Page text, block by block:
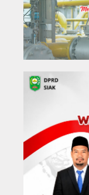
Pekanbaru
Pelalawan
Kampar
Rokan Hulu
Bengkalis
Meranti